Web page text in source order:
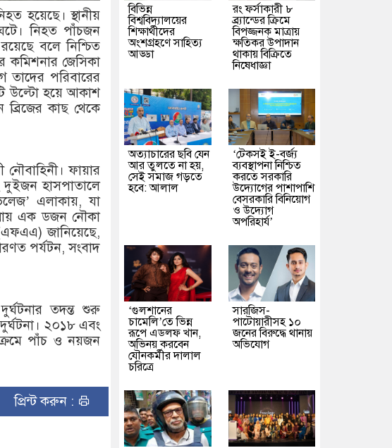
হয়েছে। স্থানীয়
নিহত পাঁচজন
বলে নিশ্চিত
কমিশনার জেসিকা
পরিবারের
উল্টো হয়ে আকাশ
ব্রিজের কাছ থেকে
ফায়ার
দুইজন হাসপাতালে
এলাকায়, যা
এক ডজন নৌকা
জানিয়েছে,
পর্যটন, সংবাদ
তদন্ত শুরু
২০১৮ এবং
পাঁচ ও নয়জন
প্রিন্ট করুন :
বিভিন্ন
বিশ্ববিদ্যালয়ের
শিক্ষার্থীদের
অংশগ্রহণে সাহিত্য
আড্ডা
রং ফর্সাকারী ৮
ব্র্যান্ডের ক্রিমে
বিপজ্জনক মাত্রায়
ক্ষতিকর উপাদান
থাকায় বিক্রিতে
নিষেধাজ্ঞা
অত্যাচারের ছবি যেন
আর তুলতে না হয়,
সেই সমাজ গড়তে
হবে: আলাল
‘টেকসই ই-বর্জ্য
ব্যবস্থাপনা নিশ্চিত
করতে সরকারি
উদ্যোগের পাশাপাশি
বেসরকারি বিনিয়োগ
ও উদ্যোগ
অপরিহার্য’
‘গুলশানের
চামেলি’তে ভিন্ন
রূপে এডলফ খান,
অভিনয় করবেন
যৌনকর্মীর দালাল
চরিত্রে
সারজিস-
পাটোয়ারীসহ ১০
জনের বিরুদ্ধে থানায়
অভিযোগ